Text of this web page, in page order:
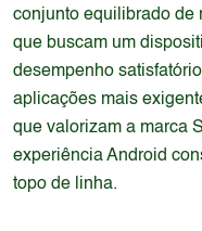
conjunto equilibrado de
que buscam um
desempenho
aplicações mais
que valorizam a marca
experiência Android
topo de linha.